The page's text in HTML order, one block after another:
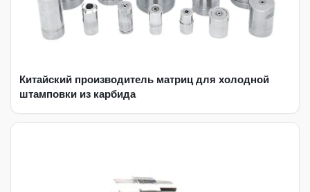
Китайский производитель матриц для холодной
штамповки из карбида